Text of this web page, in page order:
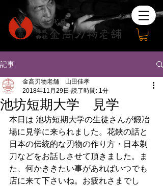
記事
池坊短期大学 見学
金高刃物老舗 山田佳孝
2018年11月29日 読了時間: 1分
本日は 池坊短期大学の生徒さんが鍛冶
場に見学に来られました。花鋏の話と
日本の伝統的な刃物の作り方・日本剃
刀などをお話しさせて頂きました。ま
た、何かききたい事があればいつでも
店に来て下さいね。お疲れさまでし